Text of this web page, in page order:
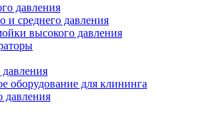
давления
и среднего давления
высокого давления
оборудование для клининга
давления